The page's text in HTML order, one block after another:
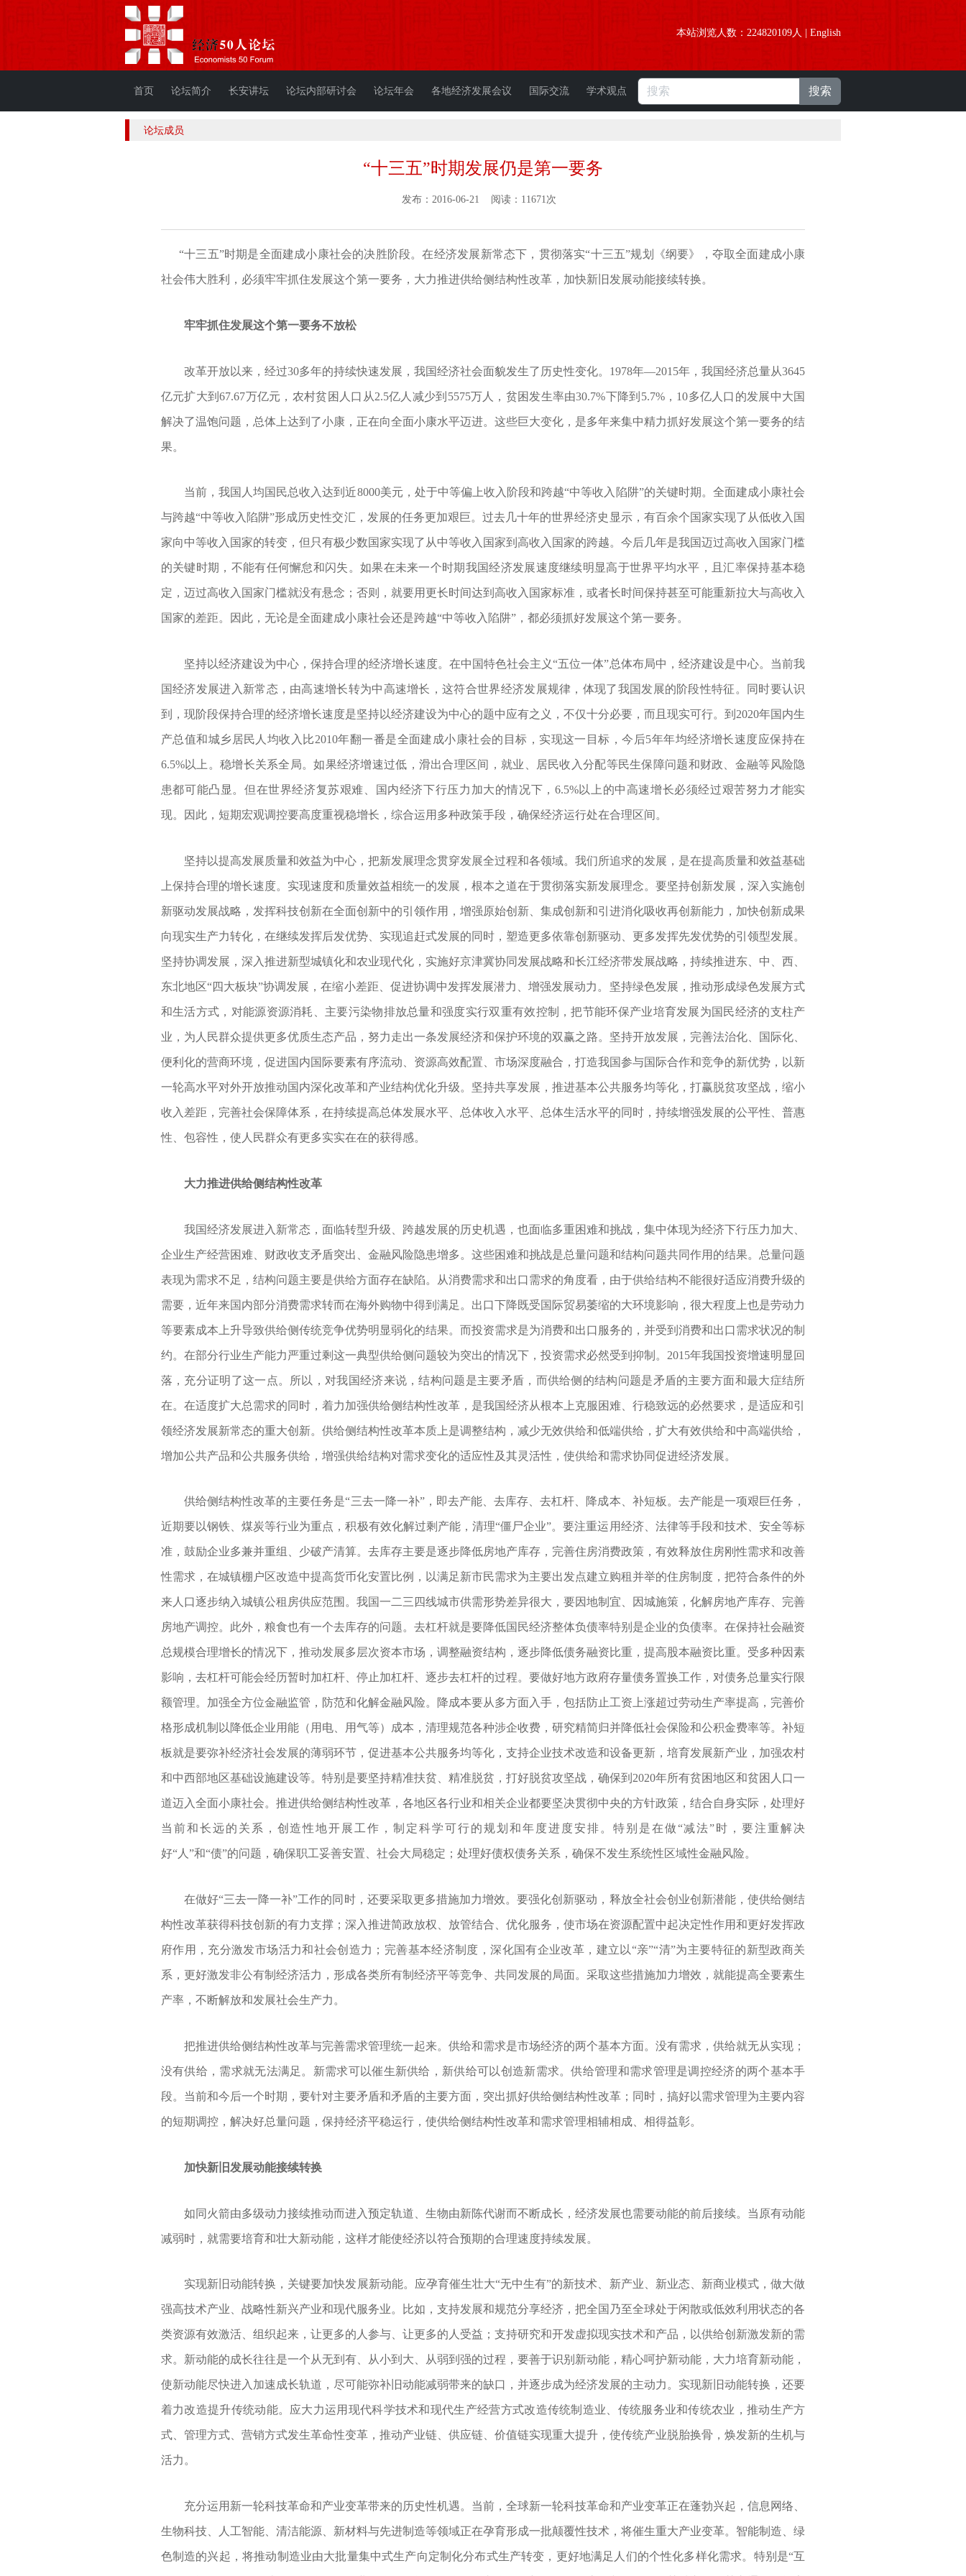
本站浏览人数： 224820109人 | English
首页 论坛简介 长安讲坛 论坛内部研讨会 论坛年会 各地经济发展会议 国际交流 学术观点 搜索
论坛成员
“十三五”时期发展仍是第一要务
发布：2016-06-21 阅读：11671次
“十三五”时期是全面建成小康社会的决胜阶段。在经济发展新常态下，贯彻落实“十三五”规划《纲要》，夺取全面建成小康
社会伟大胜利，必须牢牢抓住发展这个第一要务，大力推进供给侧结构性改革，加快新旧发展动能接续转换。
牢牢抓住发展这个第一要务不放松
改革开放以来，经过30多年的持续快速发展，我国经济社会面貌发生了历史性变化。1978年—2015年，我国经济总量从3645
亿元扩大到67.67万亿元，农村贫困人口从2.5亿人减少到5575万人，贫困发生率由30.7%下降到5.7%，10多亿人口的发展中大国
解决了温饱问题，总体上达到了小康，正在向全面小康水平迈进。这些巨大变化，是多年来集中精力抓好发展这个第一要务的结
果。
当前，我国人均国民总收入达到近8000美元，处于中等偏上收入阶段和跨越“中等收入陷阱”的关键时期。全面建成小康社会
与跨越“中等收入陷阱”形成历史性交汇，发展的任务更加艰巨。过去几十年的世界经济史显示，有百余个国家实现了从低收入国
家向中等收入国家的转变，但只有极少数国家实现了从中等收入国家到高收入国家的跨越。今后几年是我国迈过高收入国家门槛
的关键时期，不能有任何懈怠和闪失。如果在未来一个时期我国经济发展速度继续明显高于世界平均水平，且汇率保持基本稳
定，迈过高收入国家门槛就没有悬念；否则，就要用更长时间达到高收入国家标准，或者长时间保持甚至可能重新拉大与高收入
国家的差距。因此，无论是全面建成小康社会还是跨越“中等收入陷阱”，都必须抓好发展这个第一要务。
坚持以经济建设为中心，保持合理的经济增长速度。在中国特色社会主义“五位一体”总体布局中，经济建设是中心。当前我
国经济发展进入新常态，由高速增长转为中高速增长，这符合世界经济发展规律，体现了我国发展的阶段性特征。同时要认识
到，现阶段保持合理的经济增长速度是坚持以经济建设为中心的题中应有之义，不仅十分必要，而且现实可行。到2020年国内生
产总值和城乡居民人均收入比2010年翻一番是全面建成小康社会的目标，实现这一目标，今后5年年均经济增长速度应保持在
6.5%以上。稳增长关系全局。如果经济增速过低，滑出合理区间，就业、居民收入分配等民生保障问题和财政、金融等风险隐
患都可能凸显。但在世界经济复苏艰难、国内经济下行压力加大的情况下，6.5%以上的中高速增长必须经过艰苦努力才能实
现。因此，短期宏观调控要高度重视稳增长，综合运用多种政策手段，确保经济运行处在合理区间。
坚持以提高发展质量和效益为中心，把新发展理念贯穿发展全过程和各领域。我们所追求的发展，是在提高质量和效益基础
上保持合理的增长速度。实现速度和质量效益相统一的发展，根本之道在于贯彻落实新发展理念。要坚持创新发展，深入实施创
新驱动发展战略，发挥科技创新在全面创新中的引领作用，增强原始创新、集成创新和引进消化吸收再创新能力，加快创新成果
向现实生产力转化，在继续发挥后发优势、实现追赶式发展的同时，塑造更多依靠创新驱动、更多发挥先发优势的引领型发展。
坚持协调发展，深入推进新型城镇化和农业现代化，实施好京津冀协同发展战略和长江经济带发展战略，持续推进东、中、西、
东北地区“四大板块”协调发展，在缩小差距、促进协调中发挥发展潜力、增强发展动力。坚持绿色发展，推动形成绿色发展方式
和生活方式，对能源资源消耗、主要污染物排放总量和强度实行双重有效控制，把节能环保产业培育发展为国民经济的支柱产
业，为人民群众提供更多优质生态产品，努力走出一条发展经济和保护环境的双赢之路。坚持开放发展，完善法治化、国际化、
便利化的营商环境，促进国内国际要素有序流动、资源高效配置、市场深度融合，打造我国参与国际合作和竞争的新优势，以新
一轮高水平对外开放推动国内深化改革和产业结构优化升级。坚持共享发展，推进基本公共服务均等化，打赢脱贫攻坚战，缩小
收入差距，完善社会保障体系，在持续提高总体发展水平、总体收入水平、总体生活水平的同时，持续增强发展的公平性、普惠
性、包容性，使人民群众有更多实实在在的获得感。
大力推进供给侧结构性改革
我国经济发展进入新常态，面临转型升级、跨越发展的历史机遇，也面临多重困难和挑战，集中体现为经济下行压力加大、
企业生产经营困难、财政收支矛盾突出、金融风险隐患增多。这些困难和挑战是总量问题和结构问题共同作用的结果。总量问题
表现为需求不足，结构问题主要是供给方面存在缺陷。从消费需求和出口需求的角度看，由于供给结构不能很好适应消费升级的
需要，近年来国内部分消费需求转而在海外购物中得到满足。出口下降既受国际贸易萎缩的大环境影响，很大程度上也是劳动力
等要素成本上升导致供给侧传统竞争优势明显弱化的结果。而投资需求是为消费和出口服务的，并受到消费和出口需求状况的制
约。在部分行业生产能力严重过剩这一典型供给侧问题较为突出的情况下，投资需求必然受到抑制。2015年我国投资增速明显回
落，充分证明了这一点。所以，对我国经济来说，结构问题是主要矛盾，而供给侧的结构问题是矛盾的主要方面和最大症结所
在。在适度扩大总需求的同时，着力加强供给侧结构性改革，是我国经济从根本上克服困难、行稳致远的必然要求，是适应和引
领经济发展新常态的重大创新。供给侧结构性改革本质上是调整结构，减少无效供给和低端供给，扩大有效供给和中高端供给，
增加公共产品和公共服务供给，增强供给结构对需求变化的适应性及其灵活性，使供给和需求协同促进经济发展。
供给侧结构性改革的主要任务是“三去一降一补”，即去产能、去库存、去杠杆、降成本、补短板。去产能是一项艰巨任务，
近期要以钢铁、煤炭等行业为重点，积极有效化解过剩产能，清理“僵尸企业”。要注重运用经济、法律等手段和技术、安全等标
准，鼓励企业多兼并重组、少破产清算。去库存主要是逐步降低房地产库存，完善住房消费政策，有效释放住房刚性需求和改善
性需求，在城镇棚户区改造中提高货币化安置比例，以满足新市民需求为主要出发点建立购租并举的住房制度，把符合条件的外
来人口逐步纳入城镇公租房供应范围。我国一二三四线城市供需形势差异很大，要因地制宜、因城施策，化解房地产库存、完善
房地产调控。此外，粮食也有一个去库存的问题。去杠杆就是要降低国民经济整体负债率特别是企业的负债率。在保持社会融资
总规模合理增长的情况下，推动发展多层次资本市场，调整融资结构，逐步降低债务融资比重，提高股本融资比重。受多种因素
影响，去杠杆可能会经历暂时加杠杆、停止加杠杆、逐步去杠杆的过程。要做好地方政府存量债务置换工作，对债务总量实行限
额管理。加强全方位金融监管，防范和化解金融风险。降成本要从多方面入手，包括防止工资上涨超过劳动生产率提高，完善价
格形成机制以降低企业用能（用电、用气等）成本，清理规范各种涉企收费，研究精简归并降低社会保险和公积金费率等。补短
板就是要弥补经济社会发展的薄弱环节，促进基本公共服务均等化，支持企业技术改造和设备更新，培育发展新产业，加强农村
和中西部地区基础设施建设等。特别是要坚持精准扶贫、精准脱贫，打好脱贫攻坚战，确保到2020年所有贫困地区和贫困人口一
道迈入全面小康社会。推进供给侧结构性改革，各地区各行业和相关企业都要坚决贯彻中央的方针政策，结合自身实际，处理好
当前和长远的关系，创造性地开展工作，制定科学可行的规划和年度进度安排。特别是在做“减法”时，要注重解决
好“人”和“债”的问题，确保职工妥善安置、社会大局稳定；处理好债权债务关系，确保不发生系统性区域性金融风险。
在做好“三去一降一补”工作的同时，还要采取更多措施加力增效。要强化创新驱动，释放全社会创业创新潜能，使供给侧结
构性改革获得科技创新的有力支撑；深入推进简政放权、放管结合、优化服务，使市场在资源配置中起决定性作用和更好发挥政
府作用，充分激发市场活力和社会创造力；完善基本经济制度，深化国有企业改革，建立以“亲”“清”为主要特征的新型政商关
系，更好激发非公有制经济活力，形成各类所有制经济平等竞争、共同发展的局面。采取这些措施加力增效，就能提高全要素生
产率，不断解放和发展社会生产力。
把推进供给侧结构性改革与完善需求管理统一起来。供给和需求是市场经济的两个基本方面。没有需求，供给就无从实现；
没有供给，需求就无法满足。新需求可以催生新供给，新供给可以创造新需求。供给管理和需求管理是调控经济的两个基本手
段。当前和今后一个时期，要针对主要矛盾和矛盾的主要方面，突出抓好供给侧结构性改革；同时，搞好以需求管理为主要内容
的短期调控，解决好总量问题，保持经济平稳运行，使供给侧结构性改革和需求管理相辅相成、相得益彰。
加快新旧发展动能接续转换
如同火箭由多级动力接续推动而进入预定轨道、生物由新陈代谢而不断成长，经济发展也需要动能的前后接续。当原有动能
减弱时，就需要培育和壮大新动能，这样才能使经济以符合预期的合理速度持续发展。
实现新旧动能转换，关键要加快发展新动能。应孕育催生壮大“无中生有”的新技术、新产业、新业态、新商业模式，做大做
强高技术产业、战略性新兴产业和现代服务业。比如，支持发展和规范分享经济，把全国乃至全球处于闲散或低效利用状态的各
类资源有效激活、组织起来，让更多的人参与、让更多的人受益；支持研究和开发虚拟现实技术和产品，以供给创新激发新的需
求。新动能的成长往往是一个从无到有、从小到大、从弱到强的过程，要善于识别新动能，精心呵护新动能，大力培育新动能，
使新动能尽快进入加速成长轨道，尽可能弥补旧动能减弱带来的缺口，并逐步成为经济发展的主动力。实现新旧动能转换，还要
着力改造提升传统动能。应大力运用现代科学技术和现代生产经营方式改造传统制造业、传统服务业和传统农业，推动生产方
式、管理方式、营销方式发生革命性变革，推动产业链、供应链、价值链实现重大提升，使传统产业脱胎换骨，焕发新的生机与
活力。
充分运用新一轮科技革命和产业变革带来的历史性机遇。当前，全球新一轮科技革命和产业变革正在蓬勃兴起，信息网络、
生物科技、人工智能、清洁能源、新材料与先进制造等领域正在孕育形成一批颠覆性技术，将催生重大产业变革。智能制造、绿
色制造的兴起，将推动制造业由大批量集中式生产向定制化分布式生产转变，更好地满足人们的个性化多样化需求。特别是“互